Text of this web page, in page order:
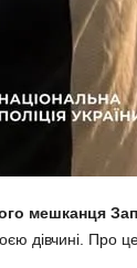
мешканця
дівчині. Про